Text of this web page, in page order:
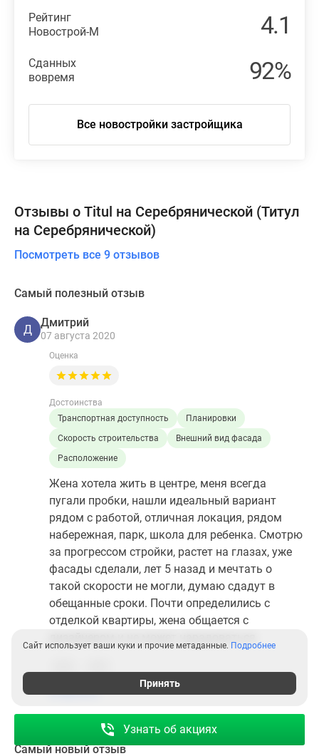
Узнать об акциях
Рейтинг
Новострой-М
4.1
Сданных
вовремя
92%
Все новостройки застройщика
Отзывы о Titul на Серебрянической (Титул
на Серебрянической)
Посмотреть все 9 отзывов
Самый полезный отзыв
Д
Дмитрий
07 августа 2020
Оценка
Достоинства
Транспортная доступность
Планировки
Скорость строительства
Внешний вид фасада
Расположение
Жена хотела жить в центре, меня всегда
пугали пробки, нашли идеальный вариант
рядом с работой, отличная локация, рядом
набережная, парк, школа для ребенка. Смотрю
за прогрессом стройки, растет на глазах, уже
фасады сделали, лет 5 назад и мечтать о
такой скорости не могли, думаю сдадут в
обещанные сроки. Почти определились с
отделкой квартиры, жена общается с
Ответить
Самый новый отзыв
Сайт использует ваши куки и прочие метаданные. Подробнее
Принять